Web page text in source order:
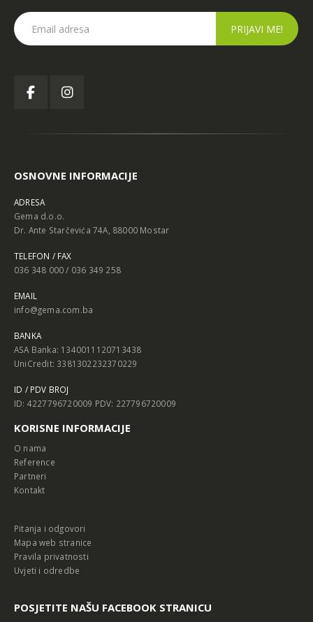
OSNOVNE INFORMACIJE
ADRESA
Gema d.o.o.
Dr. Ante Starčevića 74A, 88000 Mostar
TELEFON / FAX
036 348 000 / 036 349 258
EMAIL
info@gema.com.ba
BANKA
ASA Banka: 1340011120713438
UniCredit: 3381302232370229
ID / PDV BROJ
ID: 4227796720009 PDV: 227796720009
KORISNE INFORMACIJE
O nama
Reference
Partneri
Kontakt
Pitanja i odgovori
Mapa web stranice
Pravila privatnosti
Uvjeti i odredbe
POSJETITE NAŠU FACEBOOK STRANICU